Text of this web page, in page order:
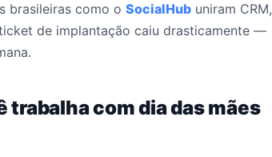
brasileiras como o SocialHub uniram CRM,
de implantação caiu drasticamente —
com dia das mães